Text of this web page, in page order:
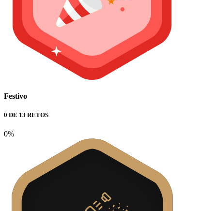
Festivo
0 DE 13 RETOS
0%